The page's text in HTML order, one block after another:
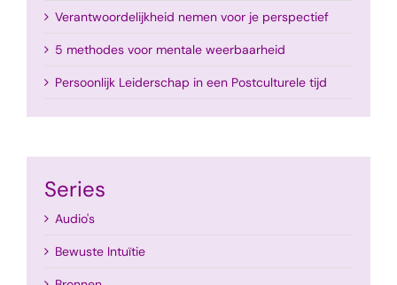
Verantwoordelijkheid nemen voor je perspectief
5 methodes voor mentale weerbaarheid
Persoonlijk Leiderschap in een Postculturele tijd
Series
Audio's
Bewuste Intuïtie